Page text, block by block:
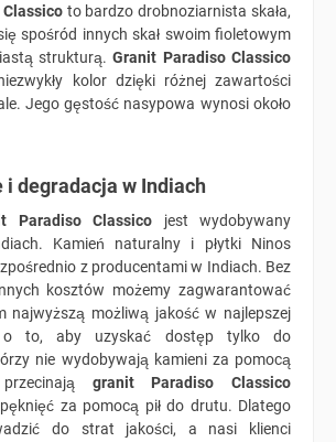
to bardzo drobnoziarnista skała,
spośród innych skał swoim fioletowym
strukturą.Granit Paradiso Classico
kolor dzięki różnej zawartości
Jego gęstość nasypowa wynosi około
i degradacja w Indiach
Paradiso Classico jest wydobywany
Kamień naturalny i płytki Ninos
z producentami w Indiach. Bez
kosztów możemy zagwarantować
najwyższą możliwą jakość w najlepszej
o to, aby uzyskać dostęp tylko do
nie wydobywają kamieni za pomocą
granit Paradiso Classico
za pomocą pił do drutu. Dlatego
do strat jakości, a nasi klienci